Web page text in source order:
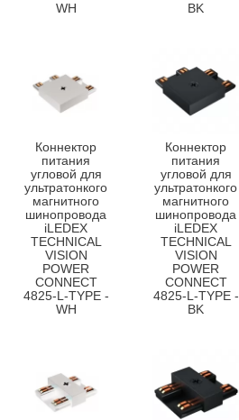
WH
BK
Коннектор
питания
угловой для
ультратонкого
магнитного
шинопровода
iLEDEX
TECHNICAL
VISION
POWER
CONNECT
4825-L-TYPE -
WH
Коннектор
питания
угловой для
ультратонкого
магнитного
шинопровода
iLEDEX
TECHNICAL
VISION
POWER
CONNECT
4825-L-TYPE -
BK